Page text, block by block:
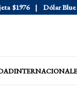
$1976 Dólar Blue